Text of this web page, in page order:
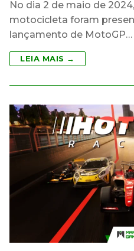
No dia 2 de maio de
motocicleta foram
lançamento de MotoGP…
LEIA MAIS →